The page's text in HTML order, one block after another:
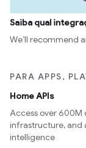
Saiba qual
We’ll recommend
PARA APPS,
Home APIs
Access over 600M
infrastructure, and
intelligence